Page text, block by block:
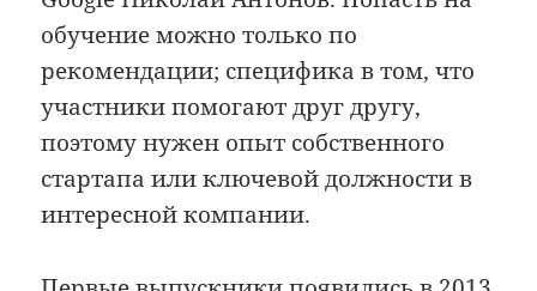
обучение можно только по
рекомендации; специфика в том, что
участники помогают друг другу,
поэтому нужен опыт собственного
стартапа или ключевой должности в
интересной компании.